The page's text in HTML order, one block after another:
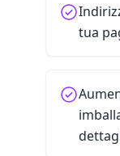
tua